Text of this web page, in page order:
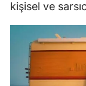
kişisel ve